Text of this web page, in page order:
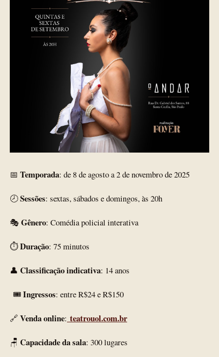
📅 Temporada: de 8 de agosto a 2 de novembro de 2025
🕗Sessões: sextas, sábados e domingos, às 20h
🎭 Gênero: Comédia policial interativa
⏱Duração: 75 minutos
👤 Classificação indicativa: 14 anos
🎟Ingressos: entre R$24 e R$150
🔗 Venda online: teatrouol.com.br
🪑 Capacidade da sala: 300 lugares